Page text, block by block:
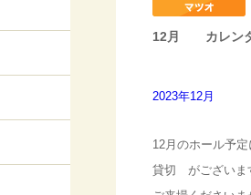
12月 カレン
2023年12月
12月のホール予
貸切 がございま